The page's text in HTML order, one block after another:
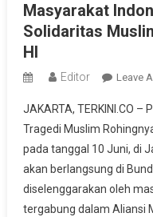
Masyarakat
Solidaritas
HI
Editor Leave
JAKARTA, TERKINI.CO
Tragedi Muslim
pada tanggal 10 Juni, di
akan berlangsung di
diselenggarakan oleh
tergabung dalam Aliansi